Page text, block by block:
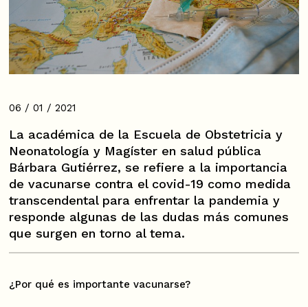
06 / 01 / 2021
La académica de la Escuela de Obstetricia y
Neonatología y Magíster en salud pública
Bárbara Gutiérrez, se refiere a la importancia
de vacunarse contra el covid-19 como medida
transcendental para enfrentar la pandemia y
responde algunas de las dudas más comunes
que surgen en torno al tema.
¿Por qué es importante vacunarse?